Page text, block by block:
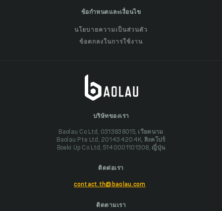
ข้อกำหนดและเงื่อนไข
นโยบายความเป็นส่วนตัว
ข้อตกลงในการใช้งาน
บริษัทของเรา
Baolau Co Ltd, 0313838015, เวียดนาม
Baolau Pte Ltd, 201434204K, สิงคโปร์
Boeki Up Co Ltd, 5140001101308, ญี่ปุ่น
ติดต่อเรา
contact.th@baolau.com
ติดตามเรา